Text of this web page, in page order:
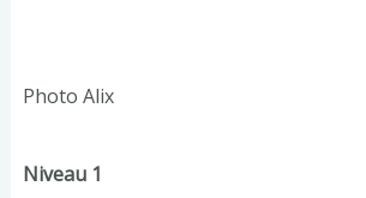
Photo Alix
Niveau 1